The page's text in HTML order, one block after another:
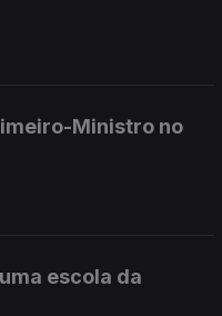
Ministro no
escola da